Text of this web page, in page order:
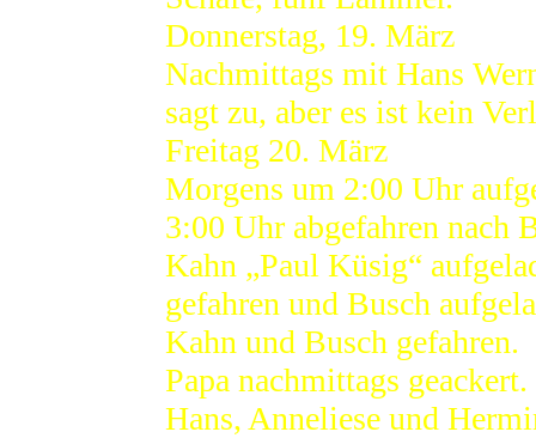
Donnerstag, 19. März
Nachmittags mit Hans
sagt zu, aber es ist kein
Freitag 20. März
Morgens um 2:00 Uhr
3:00 Uhr abgefahren nach
Kahn „Paul Küsig“
gefahren und Busch
Kahn und Busch gefahren.
Papa nachmittags
Hans, Anneliese und